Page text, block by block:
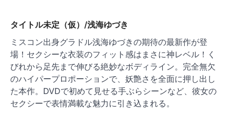
タイトル未定（仮）/浅海ゆづき
ミスコン出身グラドル浅海ゆづきの期待の最新作が登
場！セクシーな衣装のフィット感はまさに神レベル！く
びれから足先まで伸びる絶妙なボディライン。完全無欠
のハイパープロポーションで、妖艶さを全面に押し出し
た本作。DVDで初めて見せる手ぶらシーンなど、彼女の
セクシーで表情満載な魅力に引き込まれる。